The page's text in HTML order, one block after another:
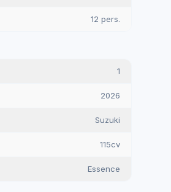
12 pers.
1
2026
Suzuki
115cv
Essence